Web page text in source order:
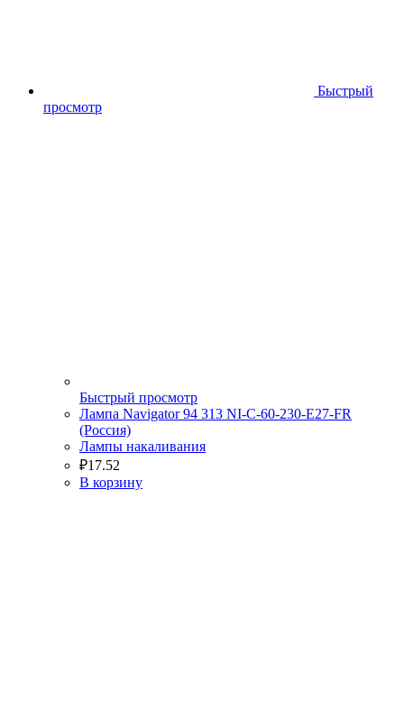
Быстрый
просмотр
Быстрый просмотр
Лампа Navigator 94 313 NI-C-60-230-E27-FR
(Россия)
Лампы накаливания
₽17.52
В корзину